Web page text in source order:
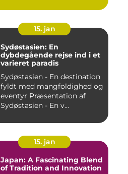
15. jan
Sydøstasien: En
dybdegående rejse ind i et
varieret paradis
Sydøstasien - En destination
fyldt med mangfoldighed og
eventyr Præsentation af
Sydøstasien - En v...
15. jan
Japan: A Fascinating Blend
of Tradition and Innovation